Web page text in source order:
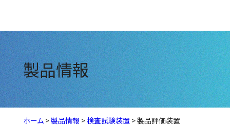
製品情報
ホーム>製品情報 >検査試験装置 >製品評価装置